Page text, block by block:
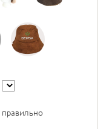
правильно